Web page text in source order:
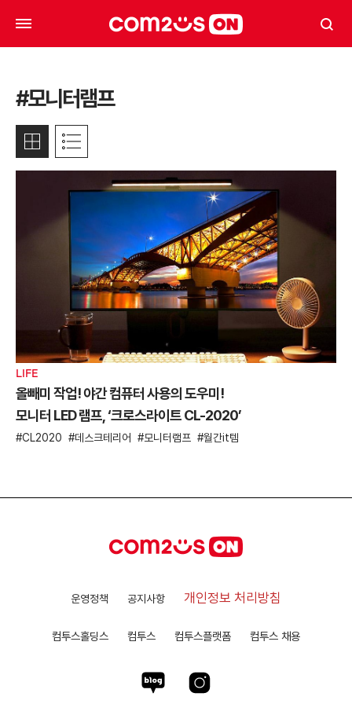
#모니터램프
LIFE
올빼미 작업! 야간 컴퓨터 사용의 도우미!
모니터 LED 램프, ‘크로스라이트 CL-2020’
CL2020 데스크테리어 모니터램프 월간it템
운영정책 공지사항 개인정보 처리방침
컴투스홀딩스 컴투스 컴투스플랫폼 컴투스 채용